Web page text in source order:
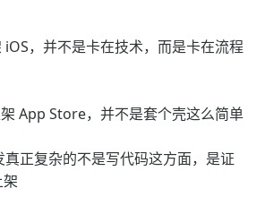
，并不是卡在技术，而是卡在流程
App Store，并不是套个壳这么简单
真正复杂的不是写代码这方面，是证